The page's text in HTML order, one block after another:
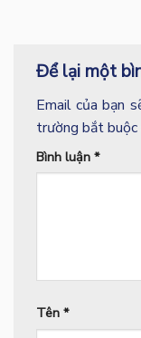
Để lại một
Email của bạn
trường bắt buộc
Bình luận *
Tên *